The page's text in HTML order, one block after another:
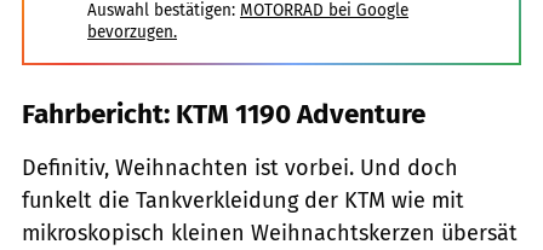
Auswahl bestätigen: MOTORRAD bei Google
bevorzugen.
Fahrbericht: KTM 1190 Adventure
Definitiv, Weihnachten ist vorbei. Und doch
funkelt die Tankverkleidung der KTM wie mit
mikroskopisch kleinen Weihnachtskerzen übersät